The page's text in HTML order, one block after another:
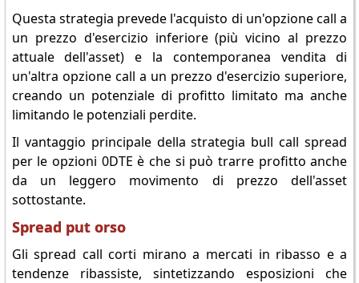
Questa strategia prevede l'acquisto di un'opzione call a
un prezzo d'esercizio inferiore (più vicino al prezzo
attuale dell'asset) e la contemporanea vendita di
un'altra opzione call a un prezzo d'esercizio superiore,
creando un potenziale di profitto limitato ma anche
limitando le potenziali perdite.
Il vantaggio principale della strategia bull call spread
per le opzioni 0DTE è che si può trarre profitto anche
da un leggero movimento di prezzo dell'asset
sottostante.
Spread put orso
Gli spread call corti mirano a mercati in ribasso e a
tendenze ribassiste, sintetizzando esposizioni che